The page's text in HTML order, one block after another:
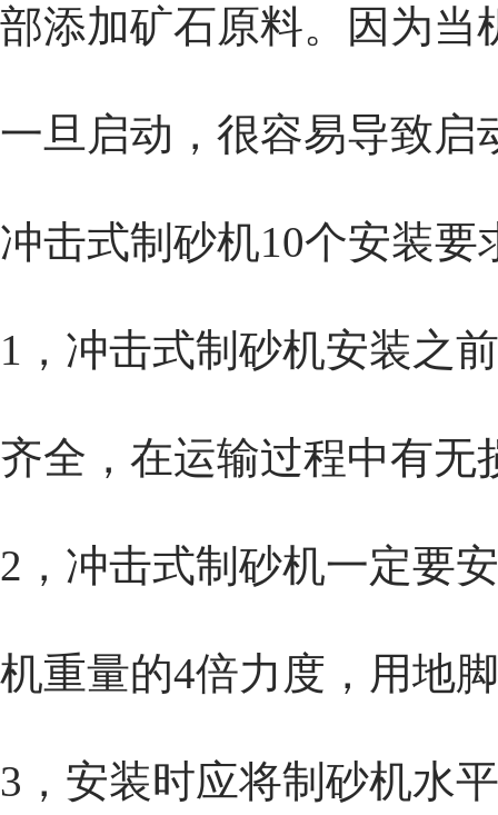
部添加矿石原料。因为当
一旦启动，很容易导致启
冲击式制砂机10个安装要
1， 冲击式制砂机安装之
齐全，在运输过程中有无
2， 冲击式制砂机一定要
机重量的4倍力度，用地
3，安装时应将制砂机水